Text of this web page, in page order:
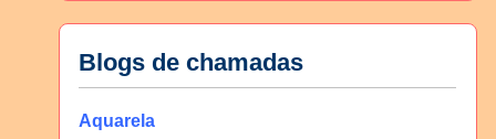
Blogs de chamadas
Aquarela